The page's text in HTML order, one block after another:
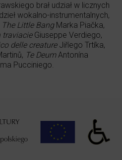
brał udział w licznych
wokalno-instrumentalnych,
The Little BangMarka Piačka,
traviacieGiuseppe Verdiego,
delle creatureJiříego Trtíka,
Te DeumAntonína
Pucciniego.